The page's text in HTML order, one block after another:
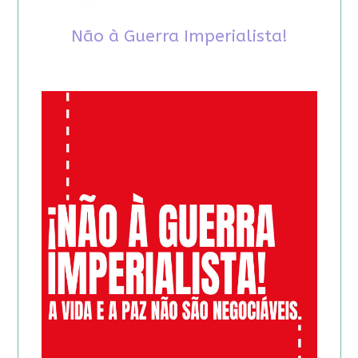
Não à Guerra Imperialista!